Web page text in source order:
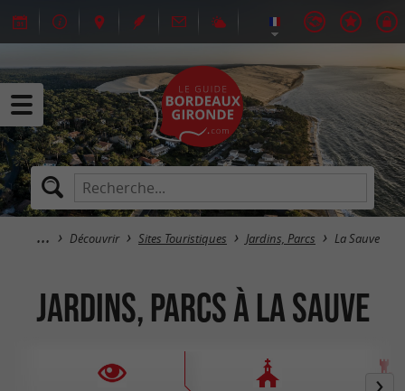
Découvrir Sites Touristiques Jardins, Parcs La Sauve
Jardins, Parcs à La Sauve